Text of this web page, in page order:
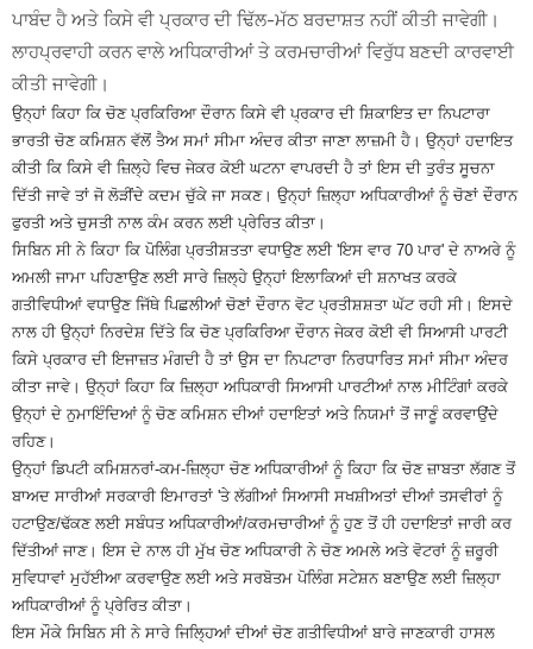
ਪਾਬੰਦ ਹੈ ਅਤੇ ਕਿਸੇ ਵੀ ਪ੍ਰਕਾਰ ਦੀ ਢਿੱਲ-ਮੱਠ ਬਰਦਾਸ਼ਤ ਨਹੀਂ ਕੀਤੀ ਜਾਵੇਗੀ।
ਲਾਹਪ੍ਰਵਾਹੀ ਕਰਨ ਵਾਲੇ ਅਧਿਕਾਰੀਆਂ ਤੇ ਕਰਮਚਾਰੀਆਂ ਵਿਰੁੱਧ ਬਣਦੀ ਕਾਰਵਾਈ
ਕੀਤੀ ਜਾਵੇਗੀ।
ਉਨ੍ਹਾਂ ਕਿਹਾ ਕਿ ਚੋਣ ਪ੍ਰਕਿਰਿਆ ਦੌਰਾਨ ਕਿਸੇ ਵੀ ਪ੍ਰਕਾਰ ਦੀ ਸ਼ਿਕਾਇਤ ਦਾ ਨਿਪਟਾਰਾ
ਭਾਰਤੀ ਚੋਣ ਕਮਿਸ਼ਨ ਵੱਲੋਂ ਤੈਅ ਸਮਾਂ ਸੀਮਾ ਅੰਦਰ ਕੀਤਾ ਜਾਣਾ ਲਾਜ਼ਮੀ ਹੈ। ਉਨ੍ਹਾਂ ਹਦਾਇਤ
ਕੀਤੀ ਕਿ ਕਿਸੇ ਵੀ ਜ਼ਿਲ੍ਹੇ ਵਿਚ ਜੇਕਰ ਕੋਈ ਘਟਨਾ ਵਾਪਰਦੀ ਹੈ ਤਾਂ ਇਸ ਦੀ ਤੁਰੰਤ ਸੂਚਨਾ
ਦਿੱਤੀ ਜਾਵੇ ਤਾਂ ਜੋ ਲੋੜੀਂਦੇ ਕਦਮ ਚੁੱਕੇ ਜਾ ਸਕਣ। ਉਨ੍ਹਾਂ ਜ਼ਿਲ੍ਹਾ ਅਧਿਕਾਰੀਆਂ ਨੂੰ ਚੋਣਾਂ ਦੌਰਾਨ
ਫੁਰਤੀ ਅਤੇ ਚੁਸਤੀ ਨਾਲ ਕੰਮ ਕਰਨ ਲਈ ਪ੍ਰੇਰਿਤ ਕੀਤਾ।
ਸਿਬਿਨ ਸੀ ਨੇ ਕਿਹਾ ਕਿ ਪੋਲਿੰਗ ਪ੍ਰਤੀਸ਼ਤਤਾ ਵਧਾਉਣ ਲਈ 'ਇਸ ਵਾਰ 70 ਪਾਰ' ਦੇ ਨਾਅਰੇ ਨੂੰ
ਅਮਲੀ ਜਾਮਾ ਪਹਿਣਾਉਣ ਲਈ ਸਾਰੇ ਜ਼ਿਲ੍ਹੇ ਉਨ੍ਹਾਂ ਇਲਾਕਿਆਂ ਦੀ ਸ਼ਨਾਖਤ ਕਰਕੇ
ਗਤੀਵਿਧੀਆਂ ਵਧਾਉਣ ਜਿੱਥੇ ਪਿਛਲੀਆਂ ਚੋਣਾਂ ਦੌਰਾਨ ਵੋਟ ਪ੍ਰਤੀਸ਼ਸ਼ਤਾ ਘੱਟ ਰਹੀ ਸੀ। ਇਸਦੇ
ਨਾਲ ਹੀ ਉਨ੍ਹਾਂ ਨਿਰਦੇਸ਼ ਦਿੱਤੇ ਕਿ ਚੋਣ ਪ੍ਰਕਿਰਿਆ ਦੌਰਾਨ ਜੇਕਰ ਕੋਈ ਵੀ ਸਿਆਸੀ ਪਾਰਟੀ
ਕਿਸੇ ਪ੍ਰਕਾਰ ਦੀ ਇਜਾਜ਼ਤ ਮੰਗਦੀ ਹੈ ਤਾਂ ਉਸ ਦਾ ਨਿਪਟਾਰਾ ਨਿਰਧਾਰਿਤ ਸਮਾਂ ਸੀਮਾ ਅੰਦਰ
ਕੀਤਾ ਜਾਵੇ। ਉਨ੍ਹਾਂ ਕਿਹਾ ਕਿ ਜ਼ਿਲ੍ਹਾ ਅਧਿਕਾਰੀ ਸਿਆਸੀ ਪਾਰਟੀਆਂ ਨਾਲ ਮੀਟਿੰਗਾਂ ਕਰਕੇ
ਉਨ੍ਹਾਂ ਦੇ ਨੁਮਾਇੰਦਿਆਂ ਨੂੰ ਚੋਣ ਕਮਿਸ਼ਨ ਦੀਆਂ ਹਦਾਇਤਾਂ ਅਤੇ ਨਿਯਮਾਂ ਤੋਂ ਜਾਣੂੰ ਕਰਵਾਉਂਦੇ
ਰਹਿਣ।
ਉਨ੍ਹਾਂ ਡਿਪਟੀ ਕਮਿਸ਼ਨਰਾਂ-ਕਮ-ਜ਼ਿਲ੍ਹਾ ਚੋਣ ਅਧਿਕਾਰੀਆਂ ਨੂੰ ਕਿਹਾ ਕਿ ਚੋਣ ਜ਼ਾਬਤਾ ਲੱਗਣ ਤੋਂ
ਬਾਅਦ ਸਾਰੀਆਂ ਸਰਕਾਰੀ ਇਮਾਰਤਾਂ 'ਤੇ ਲੱਗੀਆਂ ਸਿਆਸੀ ਸਖਸ਼ੀਅਤਾਂ ਦੀਆਂ ਤਸਵੀਰਾਂ ਨੂੰ
ਹਟਾਉਣ/ਢੱਕਣ ਲਈ ਸਬੰਧਤ ਅਧਿਕਾਰੀਆਂ/ਕਰਮਚਾਰੀਆਂ ਨੂੰ ਹੁਣ ਤੋਂ ਹੀ ਹਦਾਇਤਾਂ ਜਾਰੀ ਕਰ
ਦਿੱਤੀਆਂ ਜਾਣ। ਇਸ ਦੇ ਨਾਲ ਹੀ ਮੁੱਖ ਚੋਣ ਅਧਿਕਾਰੀ ਨੇ ਚੋਣ ਅਮਲੇ ਅਤੇ ਵੋਟਰਾਂ ਨੂੰ ਜ਼ਰੂਰੀ
ਸੁਵਿਧਾਵਾਂ ਮੁਹੱਈਆ ਕਰਵਾਉਣ ਲਈ ਅਤੇ ਸਰਬੋਤਮ ਪੋਲਿੰਗ ਸਟੇਸ਼ਨ ਬਣਾਉਣ ਲਈ ਜ਼ਿਲ੍ਹਾ
ਅਧਿਕਾਰੀਆਂ ਨੂੰ ਪ੍ਰੇਰਿਤ ਕੀਤਾ।
ਇਸ ਮੌਕੇ ਸਿਬਿਨ ਸੀ ਨੇ ਸਾਰੇ ਜਿਲ੍ਹਿਆਂ ਦੀਆਂ ਚੋਣ ਗਤੀਵਿਧੀਆਂ ਬਾਰੇ ਜਾਣਕਾਰੀ ਹਾਸਲ